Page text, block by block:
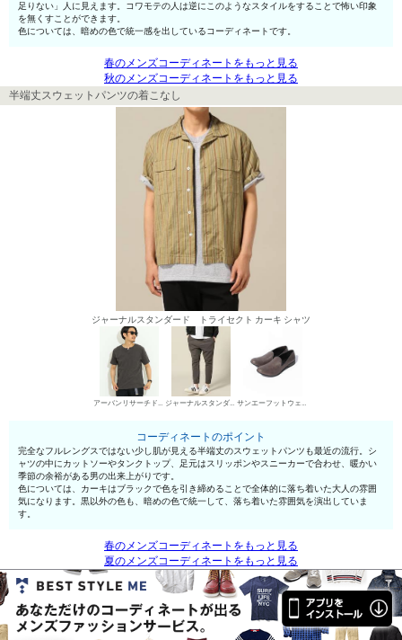
足りない」人に見えます。コワモテの人は逆にこのようなスタイルをすることで怖い印象
を無くすことができます。
色については、暗めの色で統一感を出しているコーディネートです。
春のメンズコーディネートをもっと見る
秋のメンズコーディネートをもっと見る
半端丈スウェットパンツの着こなし
ジャーナルスタンダード トライセクト カーキ シャツ
アーバンリサーチドアーズ ヘンリーネックTシャツ ジャーナルスタンダード スウェットパンツ サンエーフットウェア スリッポン
コーディネートのポイント
完全なフルレングスではない少し肌が見える半端丈のスウェットパンツも最近の流行。シ
ャツの中にカットソーやタンクトップ、足元はスリッポンやスニーカーで合わせ、暖かい
季節の余裕がある男の出来上がりです。
色については、カーキはブラックで色を引き締めることで全体的に落ち着いた大人の雰囲
気になります。黒以外の色も、暗めの色で統一して、落ち着いた雰囲気を演出していま
す。
春のメンズコーディネートをもっと見る
夏のメンズコーディネートをもっと見る